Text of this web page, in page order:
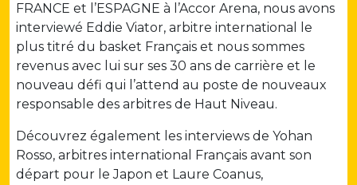
FRANCE et l’ESPAGNE à l’Accor Arena, nous avons
interviewé Eddie Viator, arbitre international le
plus titré du basket Français et nous sommes
revenus avec lui sur ses 30 ans de carrière et le
nouveau défi qui l’attend au poste de nouveaux
responsable des arbitres de Haut Niveau.
Découvrez également les interviews de Yohan
Rosso, arbitres international Français avant son
départ pour le Japon et Laure Coanus,